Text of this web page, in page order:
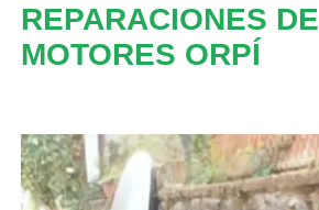
REPARACIONES DE
MOTORES ORPÍ